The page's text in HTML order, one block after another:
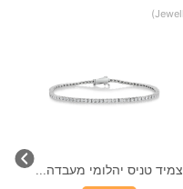
צמיד טניס יהלומי מעבדה...